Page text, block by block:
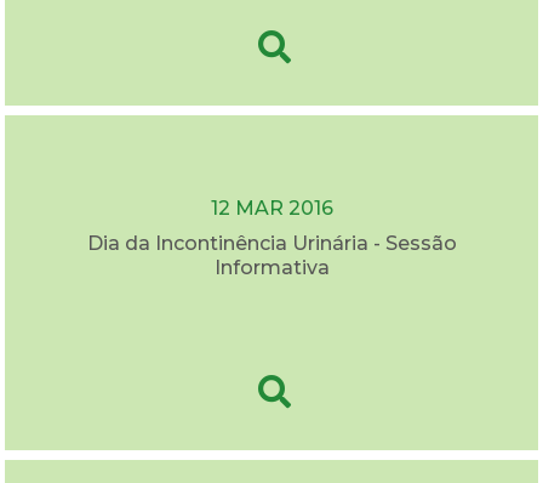
12 MAR 2016
Dia da Incontinência Urinária - Sessão
Informativa